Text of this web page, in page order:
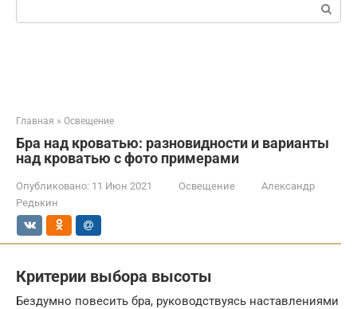
Главная » Освещение
Бра над кроватью: разновидности и варианты
над кроватью с фото примерами
Опубликовано: 11 Июн 2021 Освещение
Александр
Редькин
Критерии выбора высоты
Бездумно повесить бра, руководствуясь наставлениями